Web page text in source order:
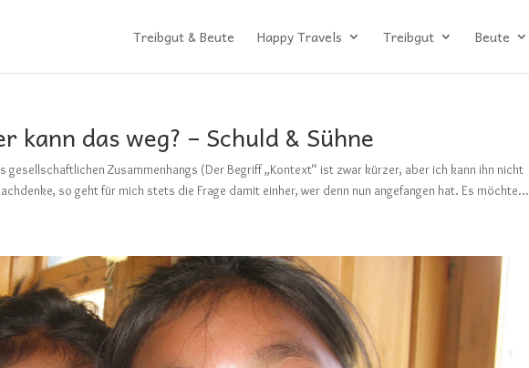
Treibgut & Beute Happy Travels Treibgut Beute
kann das weg? – Schuld & Sühne
gesellschaftlichen Zusammenhangs (Der Begriff „Kontext“ ist zwar kürzer, aber ich kann ihn nicht
so geht für mich stets die Frage damit einher, wer denn nun angefangen hat. Es möchte...